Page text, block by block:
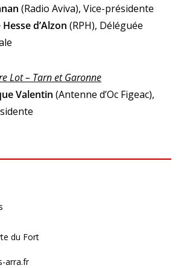
(Radio Aviva), Vice-présidente
d’Alzon (RPH), Déléguée
Lot – Tarn et Garonne
Valentin (Antenne d’Oc Figeac),
du Fort
arra.fr